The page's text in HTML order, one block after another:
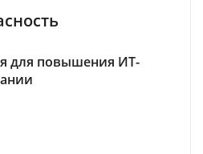
для повышения ИТ-